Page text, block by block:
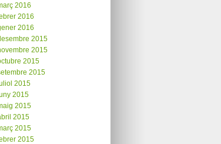
2016
2016
2016
2015
2015
2015
2015
2015
2015
2015
2015
2015
2015